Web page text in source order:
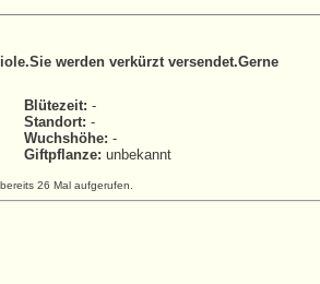
werden verkürzt versendet.Gerne
Blütezeit: -
Standort: -
Wuchshöhe: -
Giftpflanze: unbekannt
26 Mal aufgerufen.